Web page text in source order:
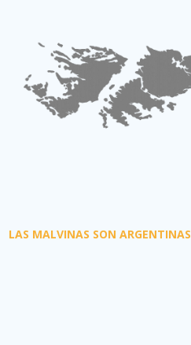
LAS MALVINAS SON ARGENTINAS